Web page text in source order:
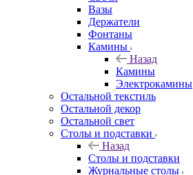
Вазы
Держатели
Фонтаны
Камины
Назад
Камины
Электрокамины
Остальной текстиль
Остальной декор
Остальной свет
Столы и подставки
Назад
Столы и подставки
Журнальные столы